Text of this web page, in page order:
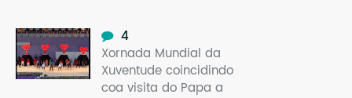
4
Xornada Mundial da
Xuventude coincidindo
coa visita do Papa a